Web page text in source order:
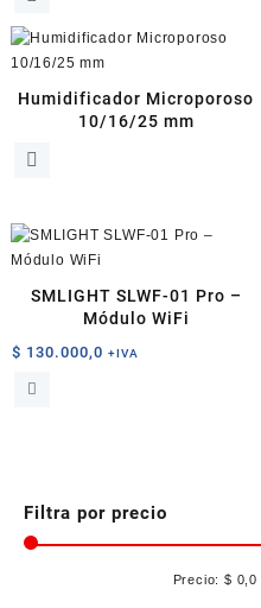
Humidificador Microporoso
10/16/25 mm
SMLIGHT SLWF-01 Pro –
Módulo WiFi
$ 130.000,0 +IVA
Filtra por precio
Precio:$ 0,0